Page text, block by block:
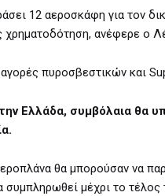
12 αεροσκάφη για τον
χρηματοδότηση, ανέφερε ο
πυροσβεστικών και
Ελλάδα, συμβόλαια θα
θα μπορούσαν να
μέχρι το τέλος